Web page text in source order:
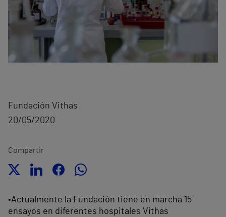
Fundación Vithas
20/05/2020
Compartir
•Actualmente la Fundación tiene en marcha 15
ensayos en diferentes hospitales Vithas